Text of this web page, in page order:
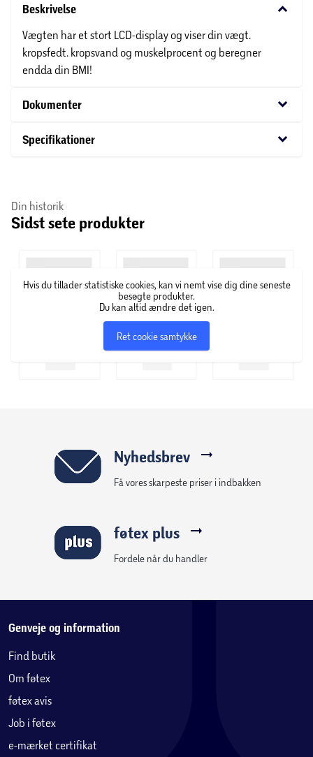
Beskrivelse keyboard_arrow_down
Vægten har et stort LCD-display og viser din vægt.
kropsfedt. kropsvand og muskelprocent og beregner
endda din BMI!
Dokumenter keyboard_arrow_down
Specifikationer keyboard_arrow_down
Din historik
Sidst sete produkter
Hvis du tillader statistiske cookies, kan vi nemt vise dig dine seneste
besøgte produkter.
Du kan altid ændre det igen.
Ret cookie samtykke
Nyhedsbrev
Få vores skarpeste priser i indbakken
føtex plus
Fordele når du handler
Genveje og information
Find butik
Om føtex
føtex avis
Job i føtex
e-mærket certifikat